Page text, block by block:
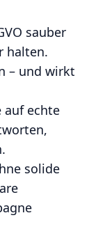
sauber
halten.
– und wirkt
auf echte
solide